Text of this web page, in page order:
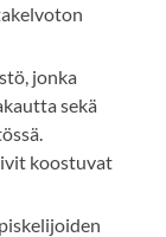
jonka
sekä
koostuvat